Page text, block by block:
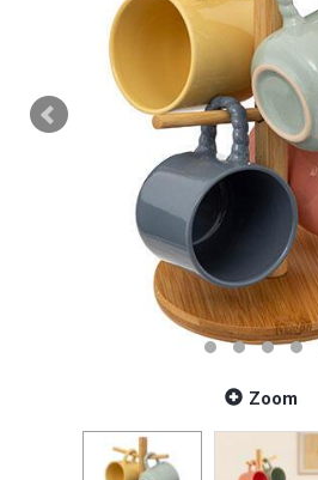
Zoom